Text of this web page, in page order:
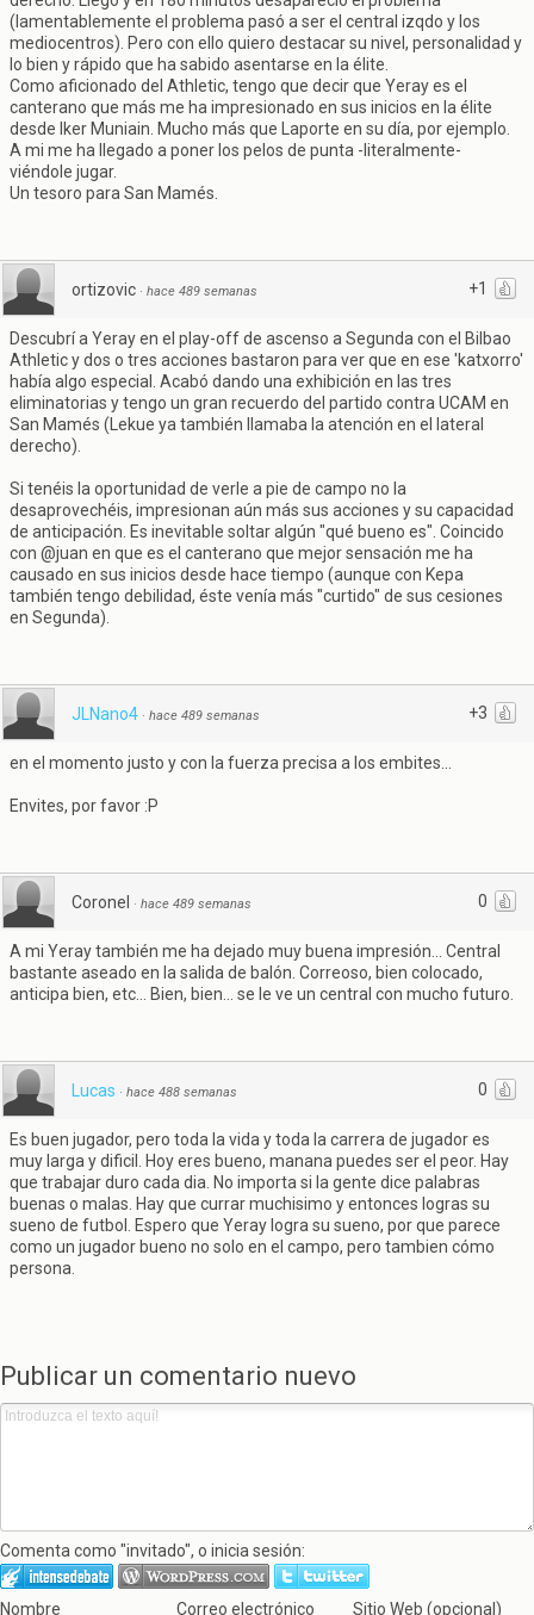
(lamentablemente el problema pasó a ser el central izqdo y los
mediocentros). Pero con ello quiero destacar su nivel, personalidad y
lo bien y rápido que ha sabido asentarse en la élite.
Como aficionado del Athletic, tengo que decir que Yeray es el
canterano que más me ha impresionado en sus inicios en la élite
desde Iker Muniain. Mucho más que Laporte en su día, por ejemplo.
A mi me ha llegado a poner los pelos de punta -literalmente-
viéndole jugar.
Un tesoro para San Mamés.
+1
ortizovic · hace 489 semanas
Descubrí a Yeray en el play-off de ascenso a Segunda con el Bilbao
Athletic y dos o tres acciones bastaron para ver que en ese 'katxorro'
había algo especial. Acabó dando una exhibición en las tres
eliminatorias y tengo un gran recuerdo del partido contra UCAM en
San Mamés (Lekue ya también llamaba la atención en el lateral
derecho).
Si tenéis la oportunidad de verle a pie de campo no la
desaprovechéis, impresionan aún más sus acciones y su capacidad
de anticipación. Es inevitable soltar algún "qué bueno es". Coincido
con @juan en que es el canterano que mejor sensación me ha
causado en sus inicios desde hace tiempo (aunque con Kepa
también tengo debilidad, éste venía más "curtido" de sus cesiones
en Segunda).
+3
JLNano4 · hace 489 semanas
en el momento justo y con la fuerza precisa a los embites...
Envites, por favor :P
0
Coronel · hace 489 semanas
A mi Yeray también me ha dejado muy buena impresión... Central
bastante aseado en la salida de balón. Correoso, bien colocado,
anticipa bien, etc... Bien, bien... se le ve un central con mucho futuro.
0
Lucas · hace 488 semanas
Es buen jugador, pero toda la vida y toda la carrera de jugador es
muy larga y dificil. Hoy eres bueno, manana puedes ser el peor. Hay
que trabajar duro cada dia. No importa si la gente dice palabras
buenas o malas. Hay que currar muchisimo y entonces logras su
sueno de futbol. Espero que Yeray logra su sueno, por que parece
como un jugador bueno no solo en el campo, pero tambien cómo
persona.
Publicar un comentario nuevo
Comenta como "invitado", o inicia sesión:
Nombre Correo electrónico Sitio Web (opcional)